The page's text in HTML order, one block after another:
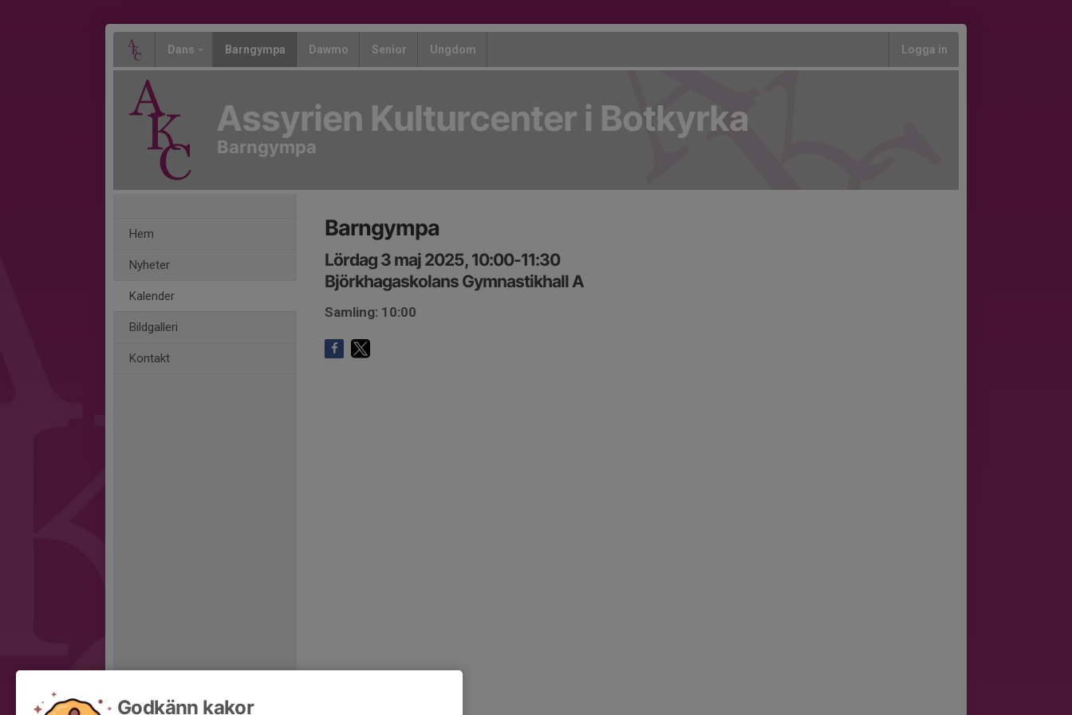
Dans Barngympa Dawmo Senior Ungdom Logga in
Assyrien Kulturcenter i Botkyrka
Barngympa
Hem
Nyheter
Kalender
Bildgalleri
Kontakt
Barngympa
Lördag 3 maj 2025, 10:00-11:30
Björkhagaskolans Gymnastikhall A
Samling: 10:00
Godkänn kakor